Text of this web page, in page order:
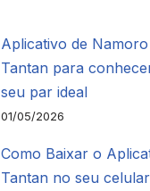
Aplicativo de Namoro
Tantan para
seu par ideal
01/05/2026
Como Baixar o
Tantan no seu celular